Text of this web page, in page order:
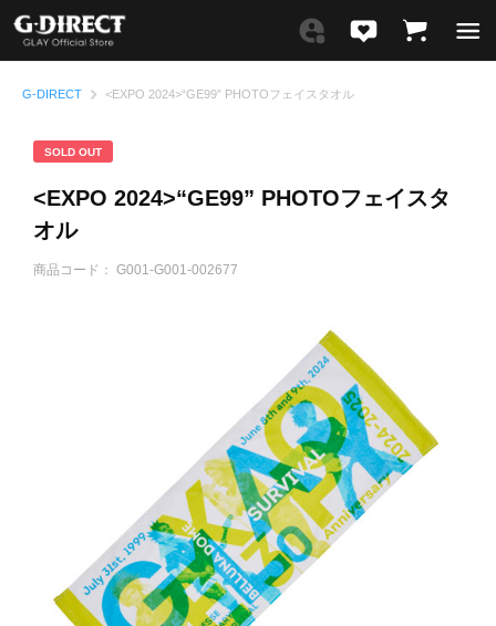
G-DIRECT <EXPO 2024>“GE99” PHOTOフェイスタオル
SOLD OUT
<EXPO 2024>“GE99” PHOTOフェイスタ
オル
商品コード： G001-G001-002677